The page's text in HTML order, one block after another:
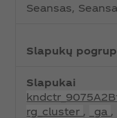
Seansas,
rg_cluster
_ga